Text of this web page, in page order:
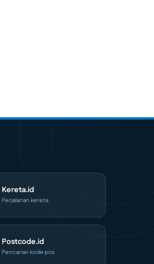
Kereta.id
Perjalanan kereta
Postcode.id
Pencarian kode pos